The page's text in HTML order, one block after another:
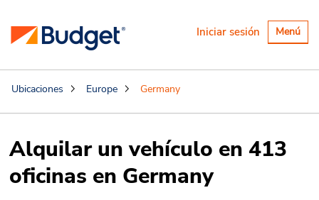
Alternar
Menú
Iniciar sesión
Ubicaciones Europe Germany
Alquilar un vehículo en 413
oficinas en Germany